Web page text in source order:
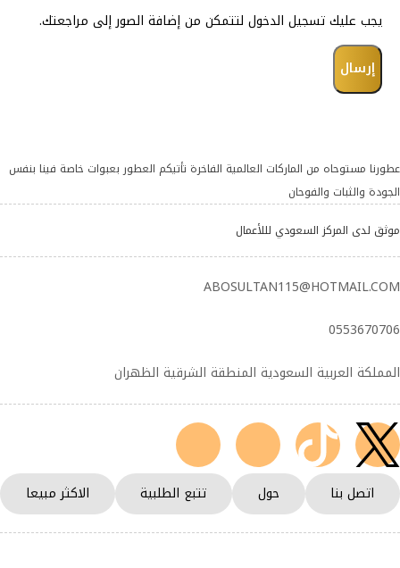
يجب عليك تسجيل الدخول لتتمكن من إضافة الصور إلى مراجعتك.
عطورنا مستوحاه من الماركات العالمية الفاخرة تأتيكم العطور بعبوات خاصة فينا بنفس
الجودة والثبات والفوحان
موثق لدى المركز السعودي لللأعمال
ABOSULTAN115@HOTMAIL.COM
0553670706
المملكة العربية السعودية المنطقة الشرقية الظهران
اتصل بنا حول تتبع الطلبية الاكثر مبيعا